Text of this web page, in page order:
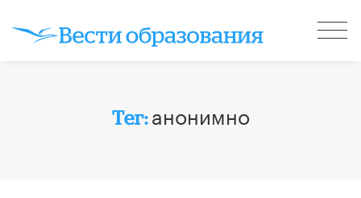
Тег:анонимно